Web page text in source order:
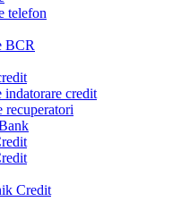
telefon
BCR
indatorare credit
recuperatori
Credit